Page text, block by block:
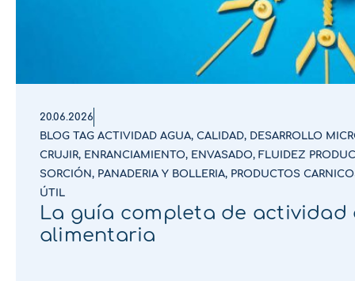
20.06.2026
BLOG TAG ACTIVIDAD AGUA, CALIDAD, DESARROLLO
CRUJIR, ENRANCIAMIENTO, ENVASADO, FLUIDEZ
SORCIÓN, PANADERIA Y BOLLERIA, PRODUCTOS
ÚTIL
La guía completa de
alimentaria